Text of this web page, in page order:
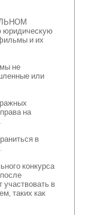
юридическую
и их
не
или
на
в
конкурса
участвовать в
таких как